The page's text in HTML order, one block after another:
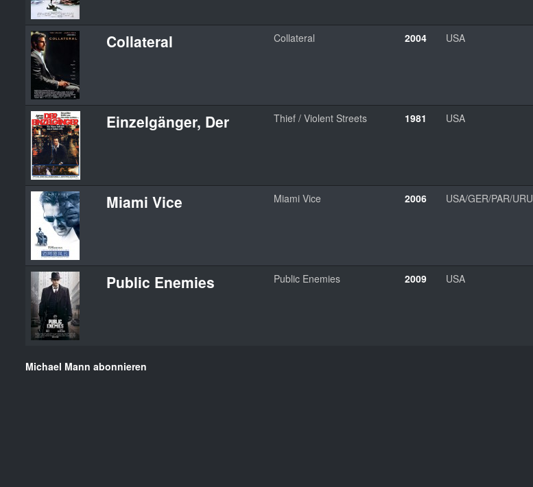
Collateral Collateral 2004 USA
Einzelgänger, Der Thief / Violent Streets 1981 USA
Miami Vice Miami Vice 2006 USA/GER/PAR/URU
Public Enemies Public Enemies 2009 USA
Michael Mann abonnieren